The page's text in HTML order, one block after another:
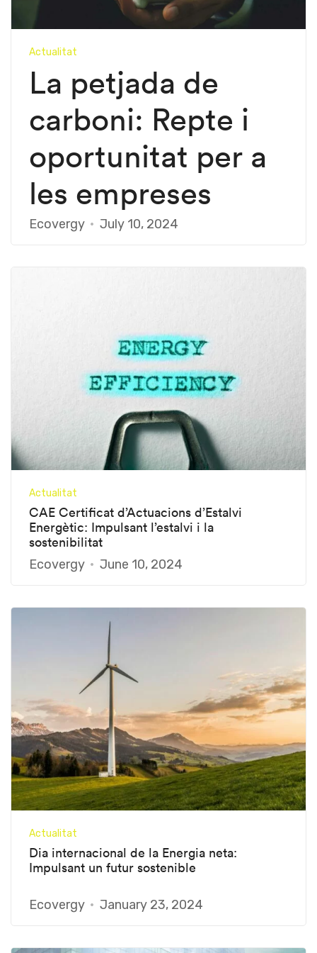
Actualitat
La petjada de
carboni: Repte i
oportunitat per a
les empreses
Ecovergy July 10, 2024
Actualitat
CAE Certificat d’Actuacions d’Estalvi
Energètic: Impulsant l’estalvi i la
sostenibilitat
Ecovergy June 10, 2024
Actualitat
Dia internacional de la Energia neta:
Impulsant un futur sostenible
Ecovergy January 23, 2024